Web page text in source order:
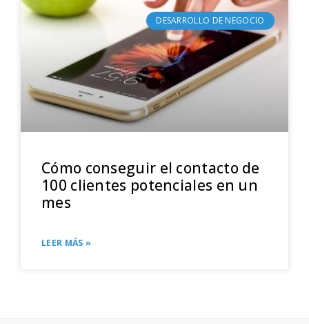
DESARROLLO DE NEGOCIO
Cómo conseguir el contacto de
100 clientes potenciales en un
mes
LEER MÁS »